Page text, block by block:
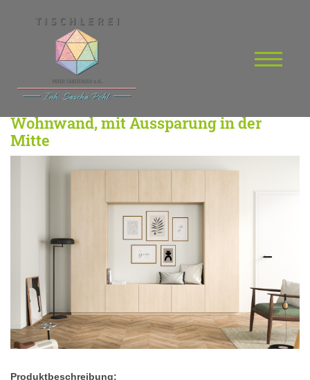
Wohnwand, mit Aussparung in der
Mitte
Produktbeschreibung: